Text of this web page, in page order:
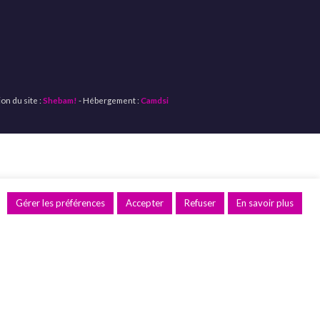
du site : Shebam! - Hébergement : Camdsi
Gérer les préférences Accepter Refuser En savoir plus